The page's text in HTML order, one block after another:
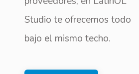
Studio te ofrecemos todo
bajo el mismo techo.